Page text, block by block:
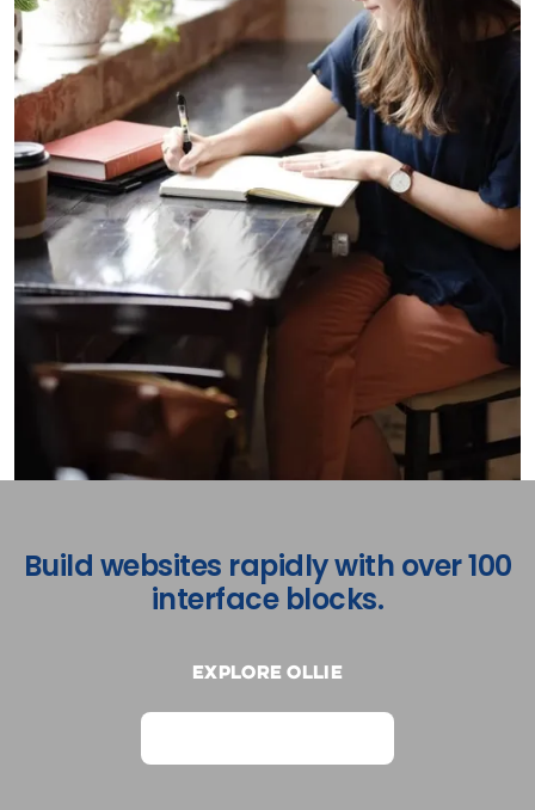
Build websites rapidly with over 100
interface blocks.
Explore Ollie